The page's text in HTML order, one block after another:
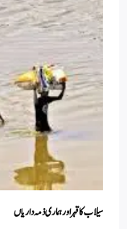
سیلاب کا قہراور ہماری ذمہ داریاں